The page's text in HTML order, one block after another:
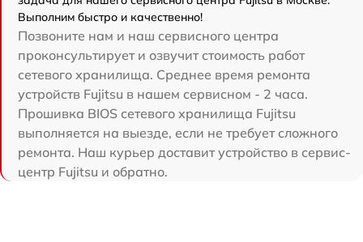
Выполним быстро и качественно!
Позвоните нам и наш сервисного центра
проконсультирует и озвучит стоимость работ
сетевого хранилища. Среднее время ремонта
устройств Fujitsu в нашем сервисном - 2 часа.
Прошивка BIOS сетевого хранилища Fujitsu
выполняется на выезде, если не требует сложного
ремонта. Наш курьер доставит устройство в сервис-
центр Fujitsu и обратно.